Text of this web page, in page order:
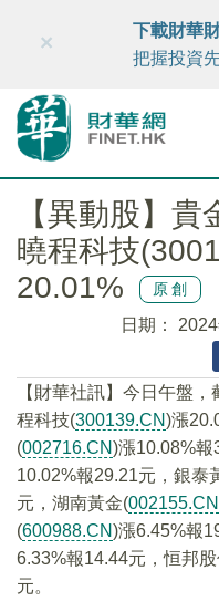
財華智庫網 FINTV
×
下載財華
把握投資
【異動股】貴
曉程科技
20.01%
原創
日期：
【財華社訊】今日午盤
程科技(300139.CN)漲
(002716.CN)漲10.08%報
10.02%報29.21元，銀泰
元，湖南黃金(002155.CN
(600988.CN)漲6.45%報
6.33%報14.44元，恒邦
元。